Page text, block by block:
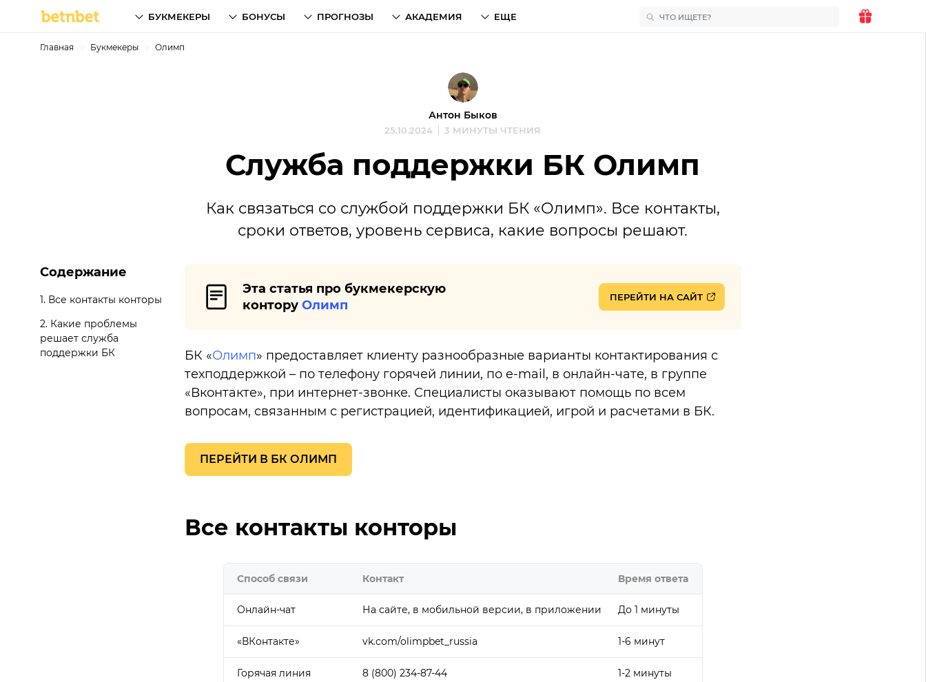
БУКМЕКЕРЫ БОНУСЫ ПРОГНОЗЫ АКАДЕМИЯ ЕЩЕ
Главная Букмекеры Олимп
Антон Быков
25.10.2024 3 МИНУТЫ ЧТЕНИЯ
Служба поддержки БК Олимп
Как связаться со службой поддержки БК «Олимп». Все контакты,
сроки ответов, уровень сервиса, какие вопросы решают.
Содержание
1. Все контакты конторы
2. Какие проблемы
решает служба
поддержки БК
Эта статья про букмекерскую
контору Олимп
ПЕРЕЙТИ НА САЙТ
БК «Олимп» предоставляет клиенту разнообразные варианты контактирования с
техподдержкой – по телефону горячей линии, по e-mail, в онлайн-чате, в группе
«Вконтакте», при интернет-звонке. Специалисты оказывают помощь по всем
вопросам, связанным с регистрацией, идентификацией, игрой и расчетами в БК.
ПЕРЕЙТИ В БК ОЛИМП
Все контакты конторы
Способ связи Контакт Время ответа
Онлайн-чат На сайте, в мобильной версии, в приложении До 1 минуты
«ВКонтакте» vk.com/olimpbet_russia 1-6 минут
Горячая линия 8 (800) 234-87-44 1-2 минуты